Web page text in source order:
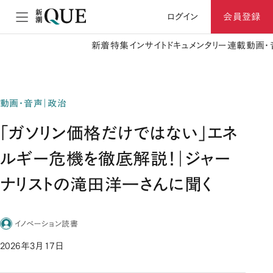
ログイン 会員登録
新着特集 インサイト ドキュメンタリー 連載動画
動画・音声｜政治
「ガソリン価格だけではない」エネ
ルギー危機を徹底解説！｜ジャー
ナリストの滝田洋一さんに聞く
イノベーション読書
2026年3月17日